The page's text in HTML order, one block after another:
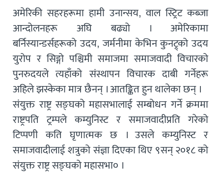
अमेरिकी सहरहरूमा हामी उनान्सय, वाल स्ट्रिट कब्जा
आन्दोलनहरू अघि बढ्यो । अमेरिकामा
बर्निस्यान्डर्सहरूको उदय, जर्मनीमा केभिन कुनट्र्को उदय
युरोप र सिङ्गो पश्चिमी समाजमा समाजवादी विचारको
पुनरुदयले त्यहाँको संस्थापन विचारक दाबी गर्नेहरू
अहिले झस्केका मात्र छैनन् । आतङ्कित हुन थालेका छन् ।
संयुक्त राष्ट्र सङ्घको महासभालाई सम्बोधन गर्ने क्रममा
राष्ट्रपति ट्रम्पले कम्युनिस्ट र समाजवादीप्रति गरेको
टिप्पणी कति घृणात्मक छ । उसले कम्युनिस्ट र
समाजवादीलाई शत्रुको संज्ञा दिएका थिए ९सन् २०१८ को
संयुक्त राष्ट्र सङ्घको महासभा० ।